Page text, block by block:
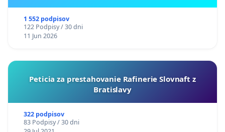
1 552 podpisov
122 Podpisy / 30 dni
11 Jun 2026
Peticia za prestahovanie Rafinerie Slovnaft z
Bratislavy
322 podpisov
83 Podpisy / 30 dni